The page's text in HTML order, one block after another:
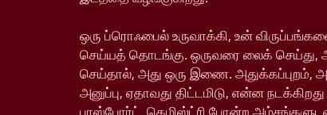
ஒரு ப்ரொஃபைல் உருவாக்கி, உன்
செய்யத் தொடங்கு. ஒருவரை லைக் செய்து,
செய்தால், அது ஒரு இணை. அதுக்கப்புறம்,
அனுப்பு, ஏதாவது திட்டமிடு, என்ன
பாஸ்போர்ட், கெமிஸ்ட்ரி போன்ற